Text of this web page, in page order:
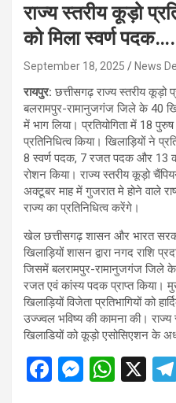
राज्य स्तरीय कूड़ो
को मिला स्वर्ण
September 18, 2025 News
रायपुर:छत्तीसगढ़ राज्य स्तरीय कूड़ो
बलरामपुर-रामानुजगंज जिले के 40
में भाग लिया। प्रतियोगिता में 18
प्रतिनिधित्व किया। खिलाड़ियों ने
8 स्वर्ण पदक, 7 रजत पदक और 13
रोशन किया। राज्य स्तरीय कूड़ो
अक्टूबर माह में गुजरात मे होने वाले
राज्य का प्रतिनिधित्व करेंगे।
खेल छत्तीसगढ़ शासन और भारत
खिलाड़ियों शासन द्वारा नगद राशि
जिसमें बलरामपुर-रामानुजगंज जिले के
रजत एवं कांस्य पदक प्राप्त किया।
खिलाड़ियों विजेता प्रतिभागियों को
उज्ज्वल भविष्य की कामना की। राज्य
खिलाडियों को कूड़ो एसोसिएशन के
F
M W X